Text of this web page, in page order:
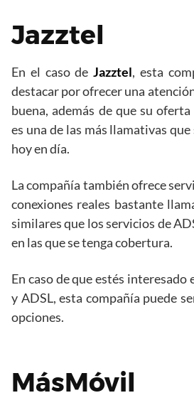
Jazztel
En el caso de Jazztel, esta
destacar por ofrecer una
buena, además de que su
es una de las más llamativas
hoy en día.
La compañía también ofrece
conexiones reales bastante
similares que los servicios de
en las que se tenga cobertura.
En caso de que estés interesado
y ADSL, esta compañía puede
opciones.
MásMóvil